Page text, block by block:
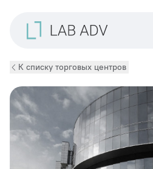
К списку торговых центров